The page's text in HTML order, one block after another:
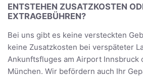
ENTSTEHEN ZUSATZKOSTEN
EXTRAGEBÜHREN?
Bei uns gibt es keine versteckten
keine Zusatzkosten bei verspäteter
Ankunftsfluges am Airport Innsbruck
München. Wir befördern auch Ihr